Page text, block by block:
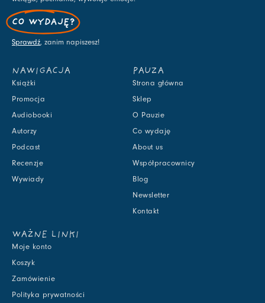
CO WYDAJĘ?
Sprawdź, zanim napiszesz!
NAWIGACJA
Książki
Promocja
Audiobooki
Autorzy
Podcast
Recenzje
Wywiady
PAUZA
Strona główna
Sklep
O Pauzie
Co wydaję
About us
Współpracownicy
Blog
Newsletter
Kontakt
WAŻNE LINKI
Moje konto
Koszyk
Zamówienie
Polityka prywatności